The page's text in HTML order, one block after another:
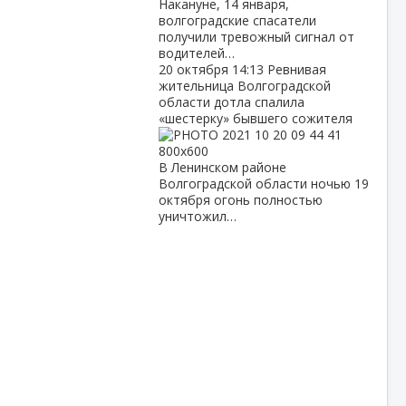
Накануне, 14 января,
волгоградские спасатели
получили тревожный сигнал от
водителей…
20 октября 14:13 Ревнивая
жительница Волгоградской
области дотла спалила
«шестерку» бывшего сожителя
В Ленинском районе
Волгоградской области ночью 19
октября огонь полностью
уничтожил…